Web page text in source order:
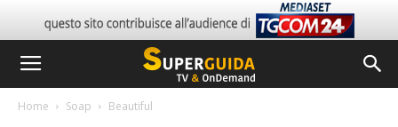
Home Soap Beautiful